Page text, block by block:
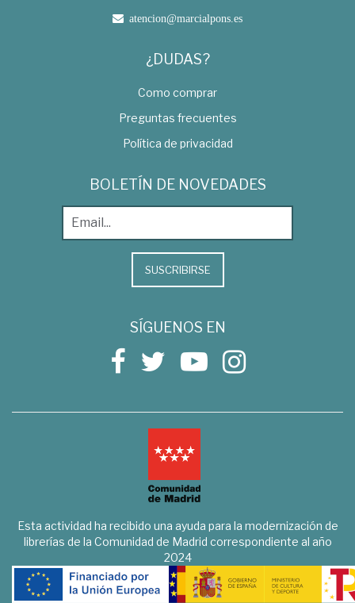
atencion@marcialpons.es
¿DUDAS?
Como comprar
Preguntas frecuentes
Política de privacidad
BOLETÍN DE NOVEDADES
SUSCRIBIRSE
SÍGUENOS EN
Esta actividad ha recibido una ayuda para la modernización de
librerías de la Comunidad de Madrid correspondiente al año
2024